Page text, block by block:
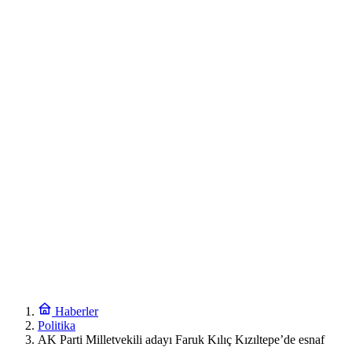
Haberler
Politika
AK Parti Milletvekili adayı Faruk Kılıç Kızıltepe’de esnaf